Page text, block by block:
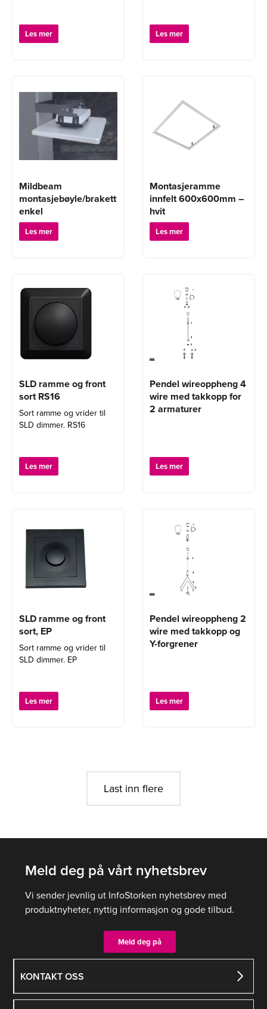
Les mer Les mer
Mildbeam
montasjebøyle/brakett
enkel
Les mer
Montasjeramme
innfelt 600x600mm –
hvit
Les mer
SLD ramme og front
sort RS16
Sort ramme og vrider til
SLD dimmer. RS16
Les mer
Pendel wireoppheng 4
wire med takkopp for
2 armaturer
Les mer
SLD ramme og front
sort, EP
Sort ramme og vrider til
SLD dimmer. EP
Les mer
Pendel wireoppheng 2
wire med takkopp og
Y-forgrener
Les mer
Last inn flere
KONTAKT OSS
Meld deg på vårt nyhetsbrev
Vi sender jevnlig ut InfoStorken nyhetsbrev med
produktnyheter, nyttig informasjon og gode tilbud.
Meld deg på